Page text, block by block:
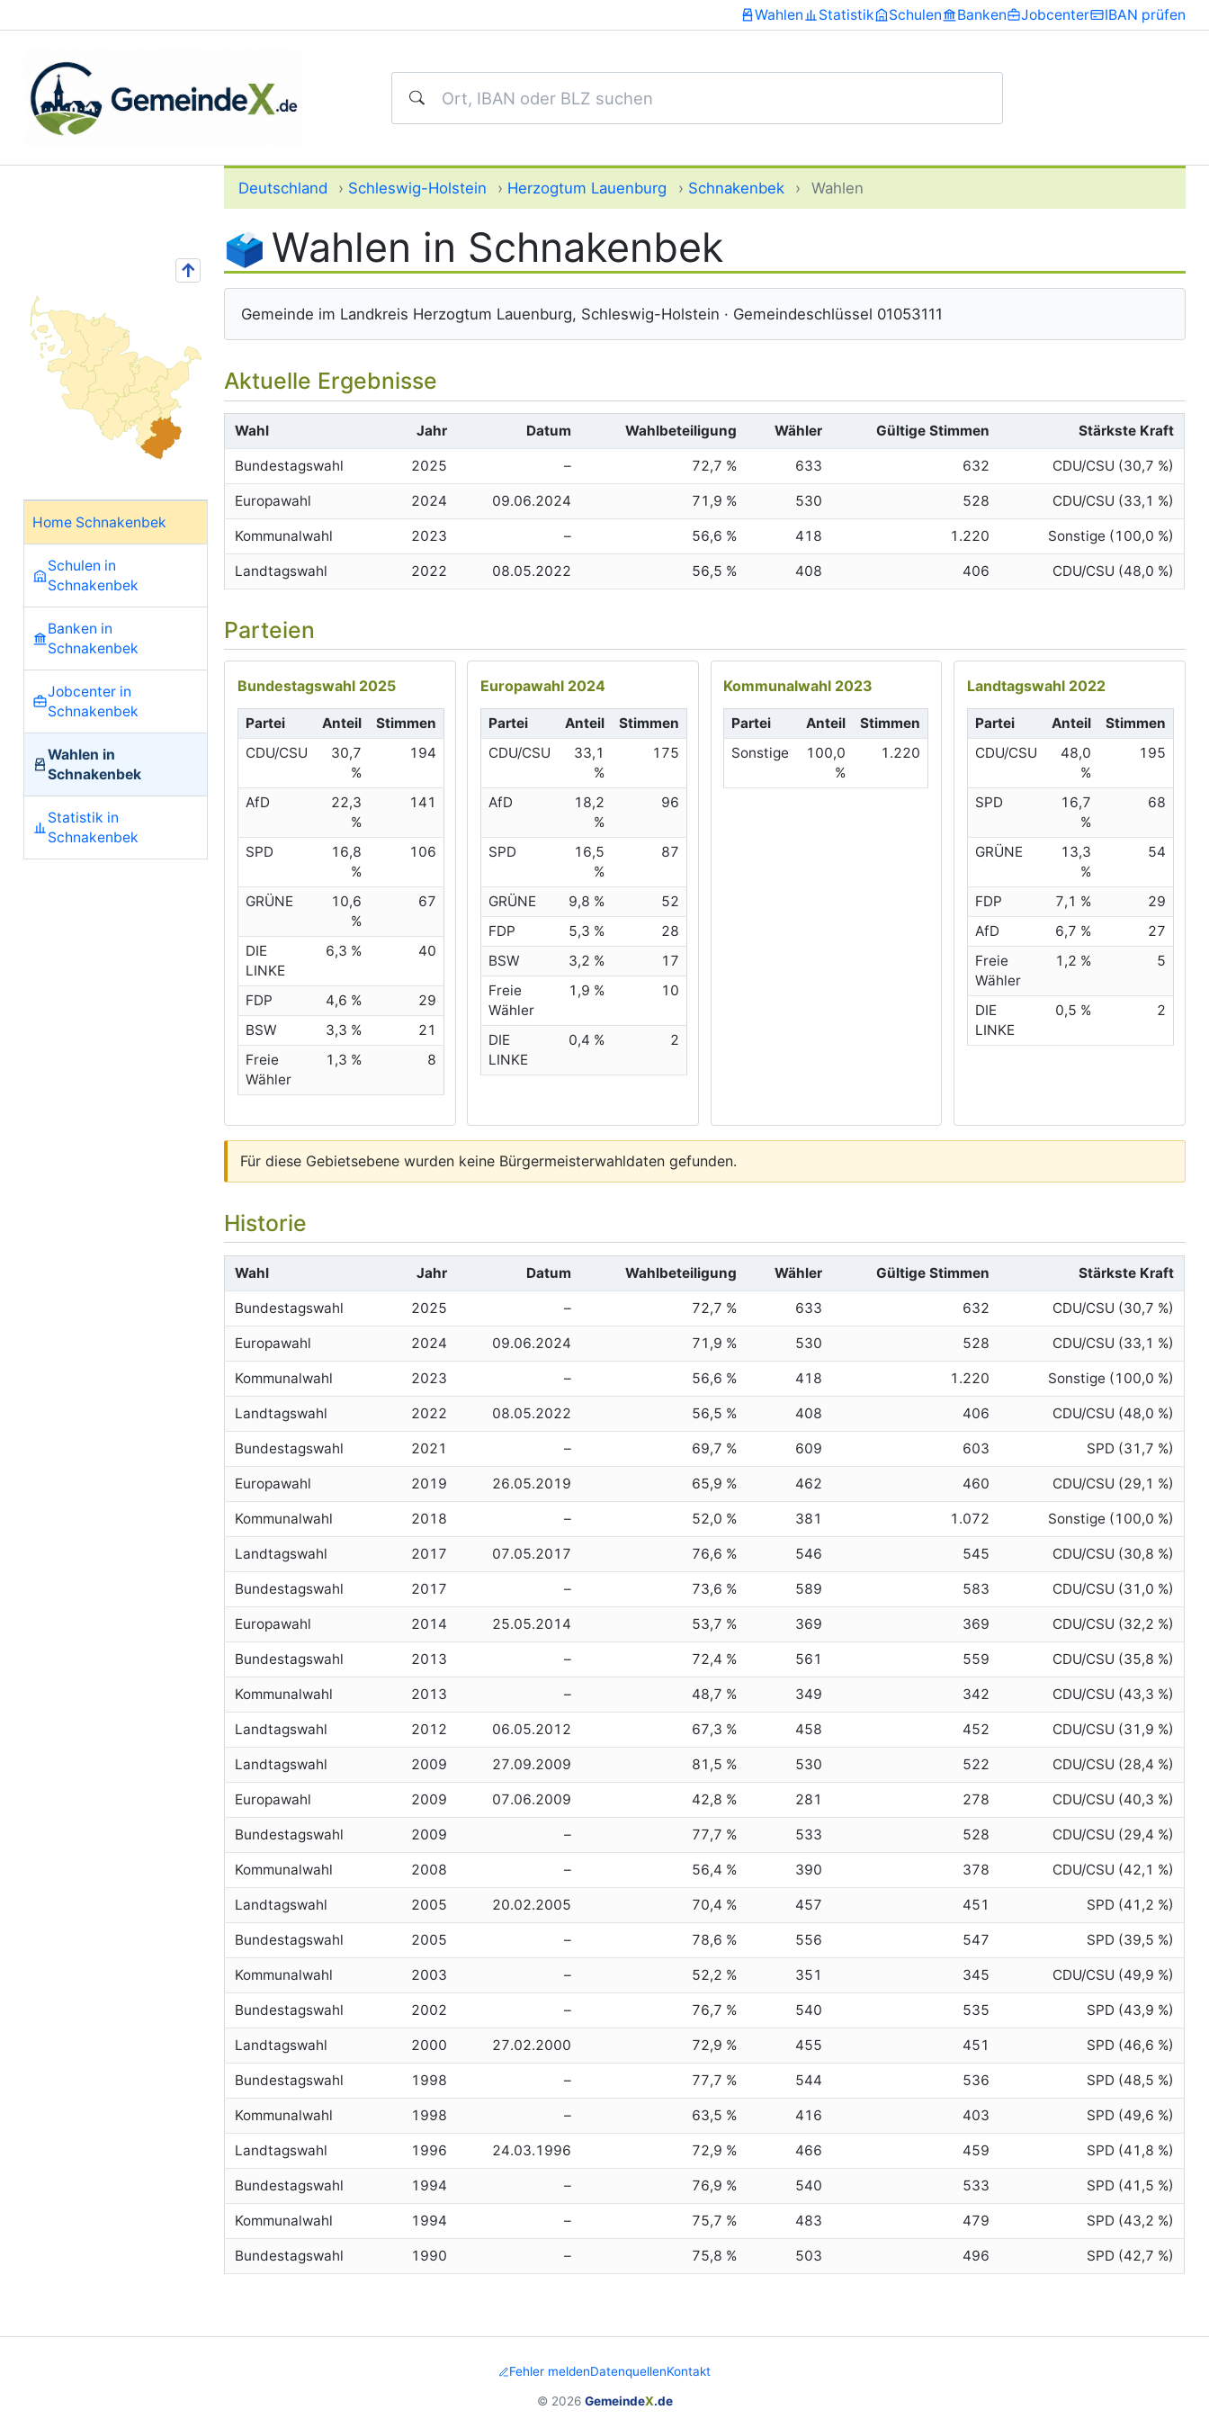
Wahlen Statistik Schulen Banken Jobcenter IBAN prüfen
↑
Home Schnakenbek
Schulen in
Schnakenbek
Banken in
Schnakenbek
Jobcenter in
Schnakenbek
Wahlen in
Schnakenbek
Statistik in
Schnakenbek
Deutschland › Schleswig-Holstein › Herzogtum Lauenburg › Schnakenbek › Wahlen
Wahlen in Schnakenbek
Gemeinde im Landkreis Herzogtum Lauenburg, Schleswig-Holstein · Gemeindeschlüssel 01053111
Aktuelle Ergebnisse
Wahl Jahr Datum Wahlbeteiligung Wähler Gültige Stimmen Stärkste Kraft
Bundestagswahl 2025 – 72,7 % 633 632 CDU/CSU (30,7 %)
Europawahl 2024 09.06.2024 71,9 % 530 528 CDU/CSU (33,1 %)
Kommunalwahl 2023 – 56,6 % 418 1.220 Sonstige (100,0 %)
Landtagswahl 2022 08.05.2022 56,5 % 408 406 CDU/CSU (48,0 %)
Parteien
Bundestagswahl 2025
Partei Anteil
Stimmen
CDU/CSU
30,7
%
194
AfD
22,3
%
141
SPD
16,8
%
106
GRÜNE
10,6
%
67
DIE
LINKE
6,3 % 40
FDP 4,6 %
29
BSW
3,3 %
21
Freie
Wähler
1,3 % 8
Europawahl 2024
Partei Anteil
Stimmen
CDU/CSU
33,1
%
175
AfD
18,2
%
96
SPD
16,5
%
87
GRÜNE 9,8 %
52
FDP
5,3 %
28
BSW
3,2 %
17
Freie
Wähler
1,9 % 10
DIE
LINKE
0,4 % 2
Kommunalwahl 2023
Partei Anteil
Stimmen
Sonstige
100,0
%
1.220
Landtagswahl 2022
Partei Anteil
Stimmen
CDU/CSU
48,0
%
195
SPD
16,7
%
68
GRÜNE
13,3
%
54
FDP 7,1 %
29
AfD
6,7 %
27
Freie
Wähler
1,2 % 5
DIE
LINKE
0,5 % 2
Für diese Gebietsebene wurden keine Bürgermeisterwahldaten gefunden.
Historie
Wahl Jahr Datum Wahlbeteiligung Wähler Gültige Stimmen Stärkste Kraft
Bundestagswahl 2025 – 72,7 % 633 632 CDU/CSU (30,7 %)
Europawahl 2024 09.06.2024 71,9 % 530 528 CDU/CSU (33,1 %)
Kommunalwahl 2023 – 56,6 % 418 1.220 Sonstige (100,0 %)
Landtagswahl 2022 08.05.2022 56,5 % 408 406 CDU/CSU (48,0 %)
Bundestagswahl 2021 – 69,7 % 609 603 SPD (31,7 %)
Europawahl 2019 26.05.2019 65,9 % 462 460 CDU/CSU (29,1 %)
Kommunalwahl 2018 – 52,0 % 381 1.072 Sonstige (100,0 %)
Landtagswahl 2017 07.05.2017 76,6 % 546 545 CDU/CSU (30,8 %)
Bundestagswahl 2017 – 73,6 % 589 583 CDU/CSU (31,0 %)
Europawahl 2014 25.05.2014 53,7 % 369 369 CDU/CSU (32,2 %)
Bundestagswahl 2013 – 72,4 % 561 559 CDU/CSU (35,8 %)
Kommunalwahl 2013 – 48,7 % 349 342 CDU/CSU (43,3 %)
Landtagswahl 2012 06.05.2012 67,3 % 458 452 CDU/CSU (31,9 %)
Landtagswahl 2009 27.09.2009 81,5 % 530 522 CDU/CSU (28,4 %)
Europawahl 2009 07.06.2009 42,8 % 281 278 CDU/CSU (40,3 %)
Bundestagswahl 2009 – 77,7 % 533 528 CDU/CSU (29,4 %)
Kommunalwahl 2008 – 56,4 % 390 378 CDU/CSU (42,1 %)
Landtagswahl 2005 20.02.2005 70,4 % 457 451 SPD (41,2 %)
Bundestagswahl 2005 – 78,6 % 556 547 SPD (39,5 %)
Kommunalwahl 2003 – 52,2 % 351 345 CDU/CSU (49,9 %)
Bundestagswahl 2002 – 76,7 % 540 535 SPD (43,9 %)
Landtagswahl 2000 27.02.2000 72,9 % 455 451 SPD (46,6 %)
Bundestagswahl 1998 – 77,7 % 544 536 SPD (48,5 %)
Kommunalwahl 1998 – 63,5 % 416 403 SPD (49,6 %)
Landtagswahl 1996 24.03.1996 72,9 % 466 459 SPD (41,8 %)
Bundestagswahl 1994 – 76,9 % 540 533 SPD (41,5 %)
Kommunalwahl 1994 – 75,7 % 483 479 SPD (43,2 %)
Bundestagswahl 1990 – 75,8 % 503 496 SPD (42,7 %)
Fehler meldenDatenquellenKontakt
© 2026 GemeindeX.de